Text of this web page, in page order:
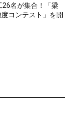
26名が集合！「梁
コンテスト」を開